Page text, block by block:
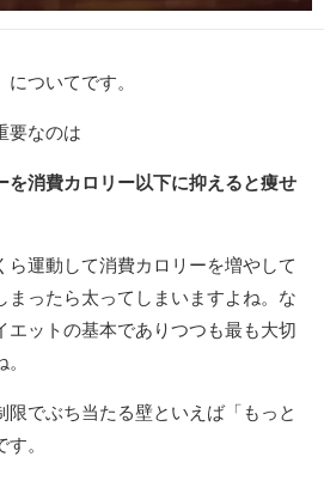
ついてです。
要なのは
を消費カロリー以下に抑えると痩せ
ら運動して消費カロリーを増やして
まったら太ってしまいますよね。な
エットの基本でありつつも最も大切
限でぶち当たる壁といえば「もっと
。